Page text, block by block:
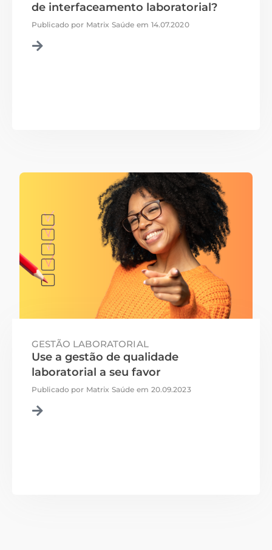
de interfaceamento laboratorial?
Publicado por Matrix Saúde em 14.07.2020
GESTÃO LABORATORIAL
Use a gestão de qualidade
laboratorial a seu favor
Publicado por Matrix Saúde em 20.09.2023